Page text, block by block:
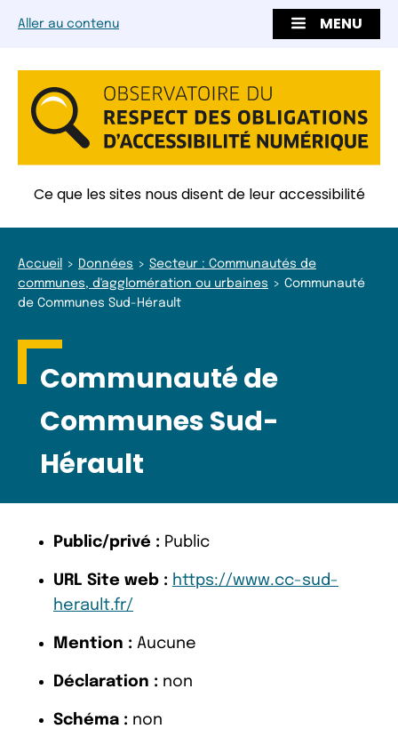
Aller au contenu MENU
Ce que les sites nous disent de leur accessibilité
Accueil Données
Secteur : Communautés de
communes, d'agglomération ou urbaines
Communauté
de Communes Sud-Hérault
Communauté de
Communes Sud-
Hérault
Public/privé : Public
URL Site web : https://www.cc-sud-
herault.fr/
Mention : Aucune
Déclaration : non
Schéma : non